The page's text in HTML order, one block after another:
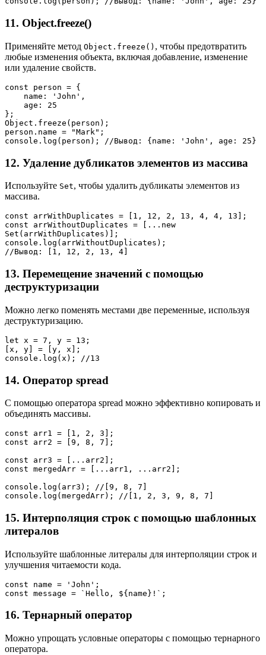
11. Object.freeze()
Применяйте метод Object.freeze() , чтобы предотвратить
любые изменения объекта, включая добавление, изменение
или удаление свойств.
const person = {
    name: 'John',
    age: 25
};
Object.freeze(person);
person.name = "Mark";
console.log(person); //Вывод: {name: 'John', age: 25}
12. Удаление дубликатов элементов из массива
Используйте Set, чтобы удалить дубликаты элементов из
массива.
const arrWithDuplicates = [1, 12, 2, 13, 4, 4, 13];
const arrWithoutDuplicates = [...new
Set(arrWithDuplicates)];
console.log(arrWithoutDuplicates);
//Вывод: [1, 12, 2, 13, 4]
13. Перемещение значений с помощью
деструктуризации
Можно легко поменять местами две переменные, используя
деструктуризацию.
let x = 7, y = 13;
[x, y] = [y, x];
console.log(x); //13
14. Оператор spread
С помощью оператора spread можно эффективно копировать и
объединять массивы.
const arr1 = [1, 2, 3];
const arr2 = [9, 8, 7];
const arr3 = [...arr2];
const mergedArr = [...arr1, ...arr2];
console.log(arr3); //[9, 8, 7]
console.log(mergedArr); //[1, 2, 3, 9, 8, 7]
15. Интерполяция строк с помощью шаблонных
литералов
Используйте шаблонные литералы для интерполяции строк и
улучшения читаемости кода.
const name = 'John';
const message = `Hello, ${name}!`;
16. Тернарный оператор
Можно упрощать условные операторы с помощью тернарного
оператора.